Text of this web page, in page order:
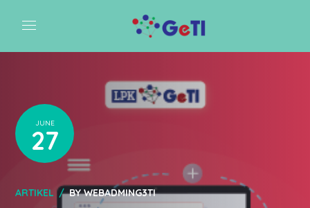
JUNE
27
ARTIKEL BYWEBADMING3TI